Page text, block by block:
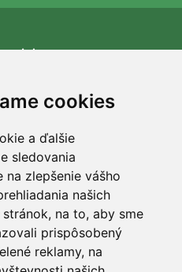
cookies
a ďalšie
sledovania
na zlepšenie vášho
našich
na to, aby sme
prispôsobený
reklamy, na
nad 75 EUR
vrátenie tovaru
vrátiť alebo vymeniť do 90
strom! Prečítajte si viac